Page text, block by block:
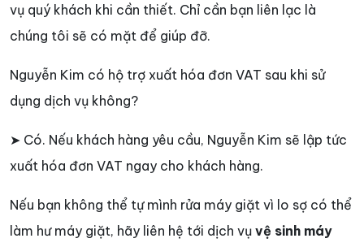
vụ quý khách khi cần thiết. Chỉ cần bạn liên lạc là
chúng tôi sẽ có mặt để giúp đỡ.
Nguyễn Kim có hộ trợ xuất hóa đơn VAT sau khi sử
dụng dịch vụ không?
➤ Có. Nếu khách hàng yêu cầu, Nguyễn Kim sẽ lập tức
xuất hóa đơn VAT ngay cho khách hàng.
Nếu bạn không thể tự mình rửa máy giặt vì lo sợ có thể
làm hư máy giặt, hãy liên hệ tới dịch vụ vệ sinh máy